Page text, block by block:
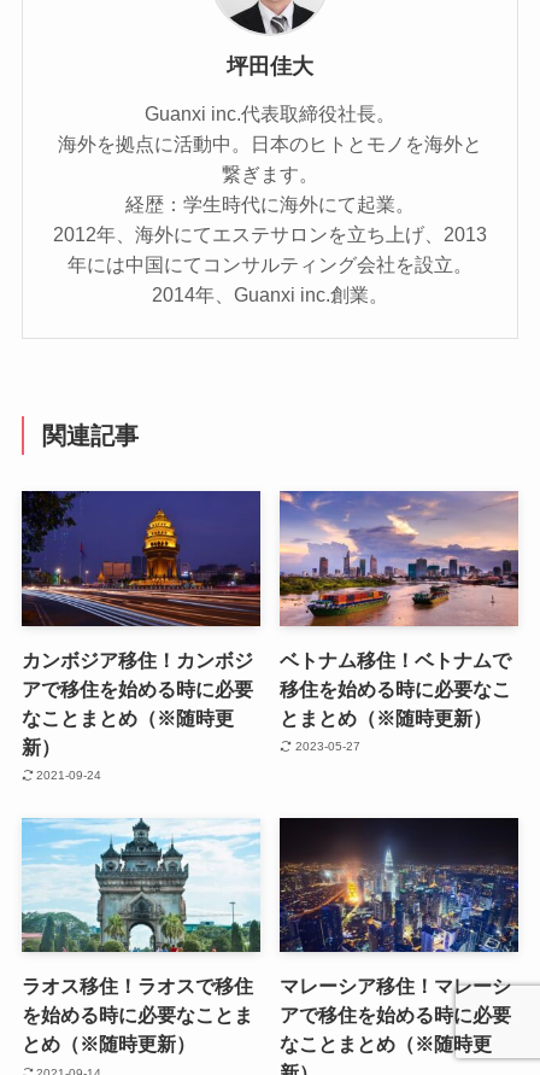
坪田佳大
Guanxi inc.代表取締役社長。
海外を拠点に活動中。日本のヒトとモノを海外と
繋ぎます。
経歴：学生時代に海外にて起業。
2012年、海外にてエステサロンを立ち上げ、2013
年には中国にてコンサルティング会社を設立。
2014年、Guanxi inc.創業。
関連記事
カンボジア移住！カンボジ
アで移住を始める時に必要
なことまとめ（※随時更
新）
2021-09-24
ベトナム移住！ベトナムで
移住を始める時に必要なこ
とまとめ（※随時更新）
2023-05-27
ラオス移住！ラオスで移住
を始める時に必要なことま
とめ（※随時更新）
マレーシア移住！マレーシ
アで移住を始める時に必要
なことまとめ（※随時更